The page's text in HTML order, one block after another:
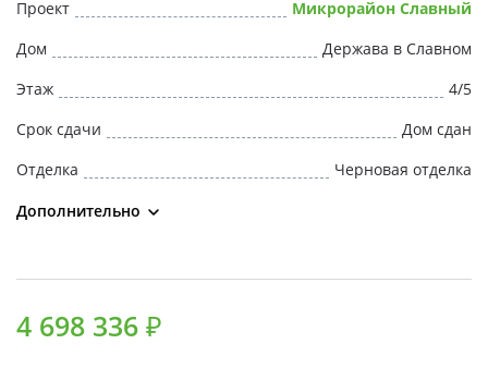
Проект
Микрорайон Славный
Дом
Держава в Славном
Этаж
4/5
Срок сдачи
Дом сдан
Отделка
Черновая отделка
Дополнительно
4 698 336 ₽